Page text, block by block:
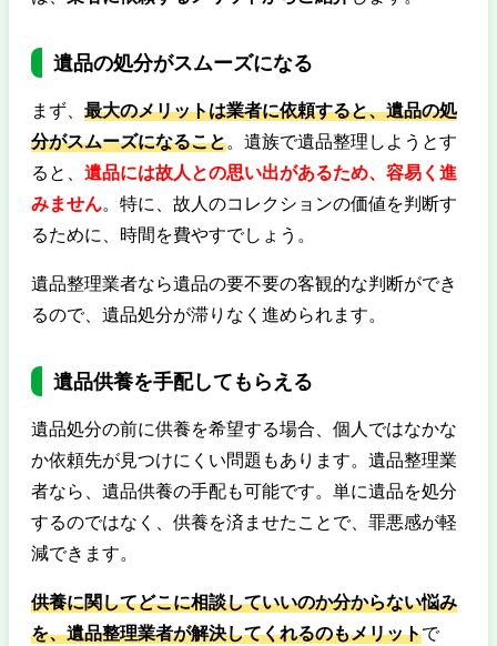
遺品の処分がスムーズになる
まず、 最大のメリットは業者に依頼すると、遺品の処
分がスムーズになること。遺族で遺品整理しようとす
ると、 遺品には故人との思い出があるため、容易く進
みません。特に、故人のコレクションの価値を判断す
るために、時間を費やすでしょう。
遺品整理業者なら遺品の要不要の客観的な判断ができ
るので、遺品処分が滞りなく進められます。
遺品供養を手配してもらえる
遺品処分の前に供養を希望する場合、個人ではなかな
か依頼先が見つけにくい問題もあります。遺品整理業
者なら、遺品供養の手配も可能です。単に遺品を処分
するのではなく、供養を済ませたことで、罪悪感が軽
減できます。
供養に関してどこに相談していいのか分からない悩み
を、遺品整理業者が解決してくれるのもメリットで